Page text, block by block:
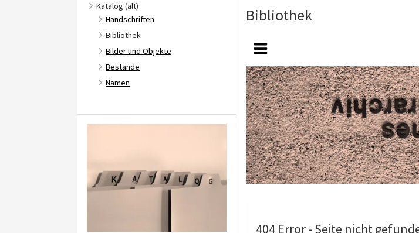
Katalog (alt)
Handschriften
Bibliothek
Bilder und Objekte
Bestände
Namen
Bibliothek